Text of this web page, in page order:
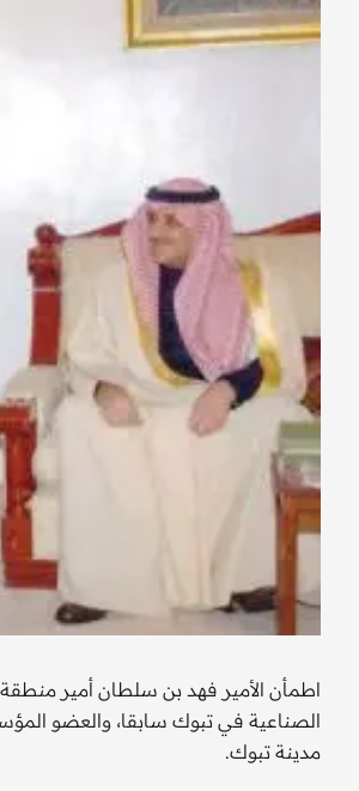
اطمأن الأمير فهد بن سلطان أمير
الصناعية في تبوك سابقا، والعضو
مدينة تبوك.